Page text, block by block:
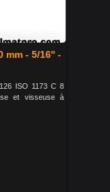
mm - 5/16'' -
ISO 1173 C 8
et visseuse à